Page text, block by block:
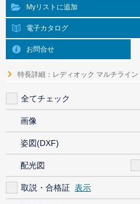
Myリストに追加
電子カタログ
お問合せ
特長詳細：レディオック マルチライン
全てチェック
画像
姿図(DXF)
配光図
取説・合格証